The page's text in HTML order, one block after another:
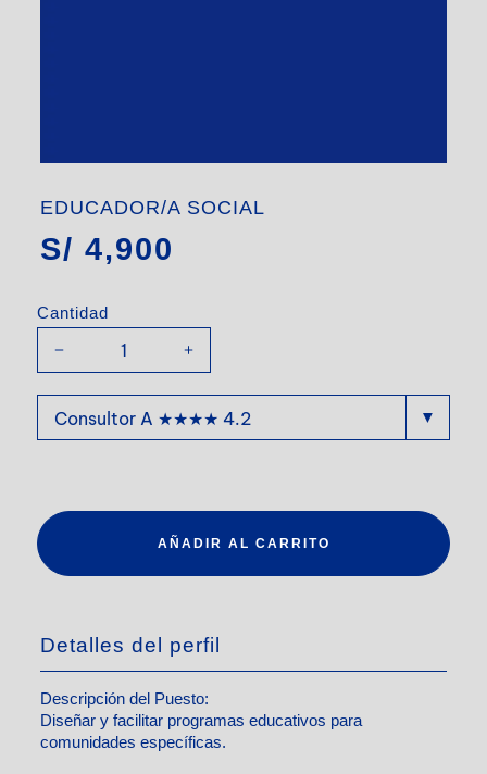
EDUCADOR/A SOCIAL
S/ 4,900
Cantidad
AÑADIR AL CARRITO
Detalles del perfil
Descripción del Puesto:
Diseñar y facilitar programas educativos para
comunidades específicas.